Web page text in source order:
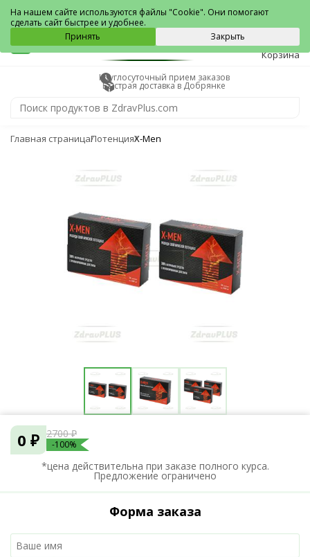
Добрянка
0
Корзина
Круглосуточный прием заказов
Быстрая доставка в Добрянке
Главная страницаПотенцияX-Men
0 ₽ 2700 ₽
-100%
*цена действительна при заказе полного курса.
Предложение ограничено
Форма заказа
На нашем сайте используются файлы "Cookie". Они помогают
сделать сайт быстрее и удобнее.
Принять
Закрыть